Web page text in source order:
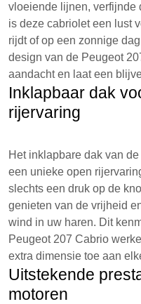
vloeiende lijnen, verfijnde
is deze cabriolet een lust
rijdt of op een zonnige
design van de Peugeot
aandacht en laat een
Inklapbaar dak
rijervaring
Het inklapbare dak van
een unieke open
slechts een druk op de
genieten van de vrijheid
wind in uw haren. Dit
Peugeot 207 Cabrio
extra dimensie toe aan
Uitstekende
motoren